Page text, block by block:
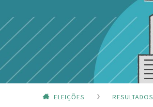
ELEIÇÕES RESULTADOS